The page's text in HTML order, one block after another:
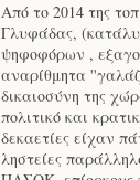
Από το 2014 της
Γλυφάδας,
ψηφοφόρων ,
αναρίθμητα
δικαιοσύνη της
πολιτικό και
δεκαετίες είχαν
ληστείες